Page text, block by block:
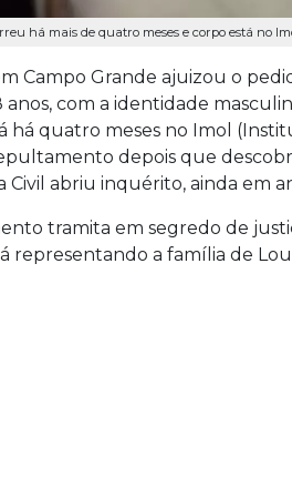
há mais de quatro meses e corpo está no
Campo Grande ajuizou o
anos, com a identidade
há quatro meses no Imol
depois que
Civil abriu inquérito, ainda em
tramita em segredo de
representando a família de